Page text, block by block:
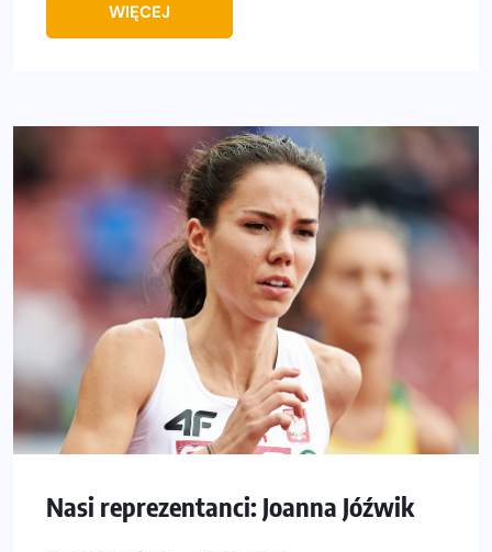
WIĘCEJ
Nasi reprezentanci: Joanna Jóźwik